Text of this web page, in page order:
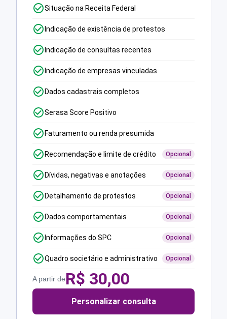
Situação na Receita Federal
Indicação de existência de protestos
Indicação de consultas recentes
Indicação de empresas vinculadas
Dados cadastrais completos
Serasa Score Positivo
Faturamento ou renda presumida
Recomendação e limite de crédito Opcional
Dívidas, negativas e anotações Opcional
Detalhamento de protestos Opcional
Dados comportamentais Opcional
Informações do SPC Opcional
Quadro societário e administrativo Opcional
A partir deR$ 30,00
Personalizar consulta